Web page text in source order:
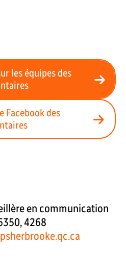
les équipes des
Facebook des
en communication
4268